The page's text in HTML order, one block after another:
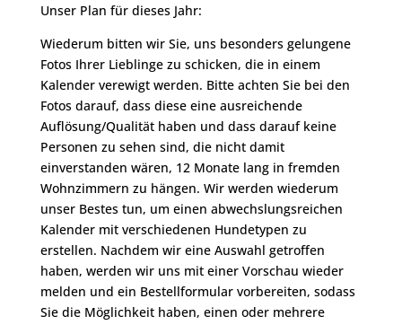
Unser Plan für dieses Jahr:
Wiederum bitten wir Sie, uns besonders gelungene
Fotos Ihrer Lieblinge zu schicken, die in einem
Kalender verewigt werden. Bitte achten Sie bei den
Fotos darauf, dass diese eine ausreichende
Auflösung/Qualität haben und dass darauf keine
Personen zu sehen sind, die nicht damit
einverstanden wären, 12 Monate lang in fremden
Wohnzimmern zu hängen. Wir werden wiederum
unser Bestes tun, um einen abwechslungsreichen
Kalender mit verschiedenen Hundetypen zu
erstellen. Nachdem wir eine Auswahl getroffen
haben, werden wir uns mit einer Vorschau wieder
melden und ein Bestellformular vorbereiten, sodass
Sie die Möglichkeit haben, einen oder mehrere